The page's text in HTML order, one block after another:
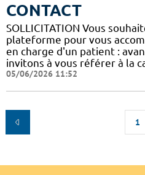
CONTACT
SOLLICITATION Vous
plateforme pour vous
en charge d'un patient :
invitons à vous référer à la
05/06/2026 11:52
1